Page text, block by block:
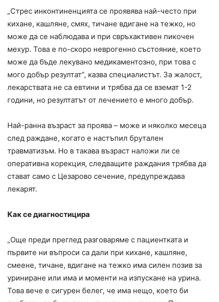
„Стрес инконтиненцията се проявява най-често при
кихане, кашляне, смях, тичане вдигане на тежко, но
може да се наблюдава и при свръхактивен пикочен
мехур. Това е по-скоро неврогенно състояние, което
може да бъде лекувано медикаментозно, при това с
мого добър резултат“, казва специалистът. За жалост,
лекарствата не са евтини и трябва да се вземат 1-2
години, но резултатът от лечението е много добър.
Най-ранна възраст за проява – може и няколко месеца
след раждане, когато е настъпил брутален
травматизъм. Но в такава възраст наложи ли се
оперативна корекция, следващите раждания трябва да
стават само с Цезарово сечение, предупреждава
лекарят.
Как се диагностицира
„Още преди преглед разговаряме с пациентката и
първите ни въпроси са дали при кихане, кашляне,
смеене, тичане, вдигане на тежко има силен позив за
уриниране или има и моменти на изпускане на урина.
Това вече е сигурен белег, че има нещо, което би